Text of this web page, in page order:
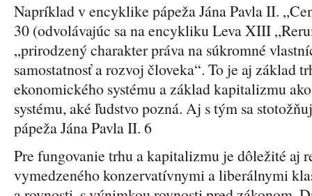
Napríklad v encyklike pápeža Jána Pavla II.
30 (odvolávajúc sa na encykliku Leva XIII
„prirodzený charakter práva na súkromné
samostatnosť a rozvoj človeka“. To je aj základ
ekonomického systému a základ kapitalizmu
systému, aké ľudstvo pozná. Aj s tým sa
pápeža Jána Pavla II. 6
Pre fungovanie trhu a kapitalizmu je dôležité aj
vymedzeného konzervatívnymi a liberálnymi